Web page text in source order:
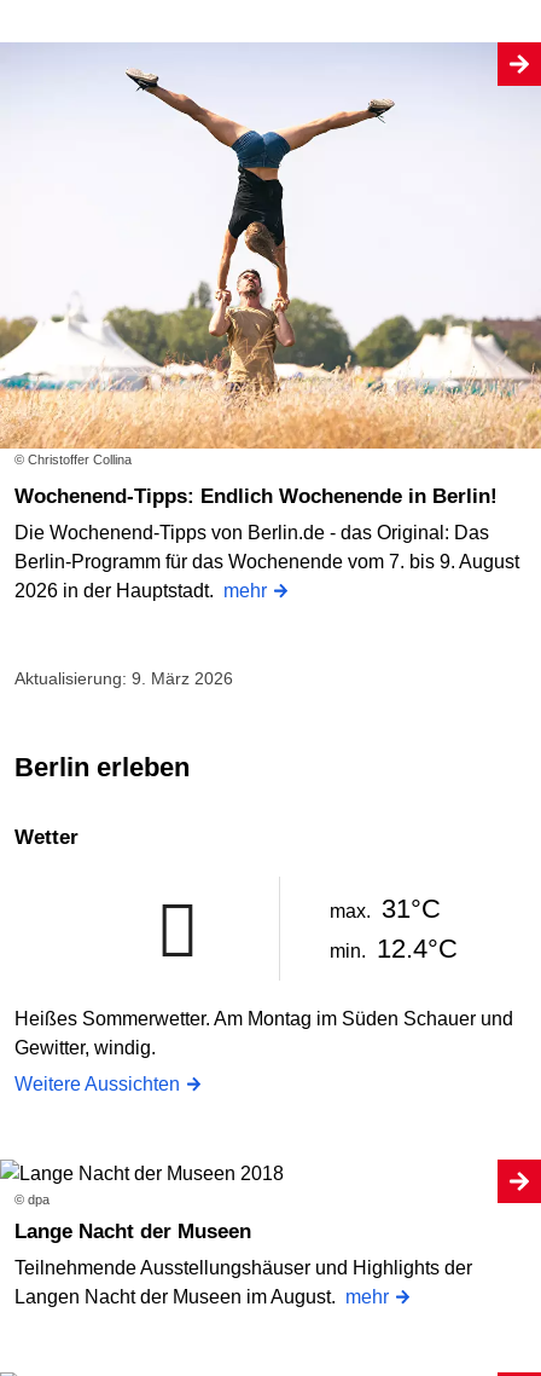
© Christoffer Collina
Wochenend-Tipps: Endlich Wochenende in Berlin!
Die Wochenend-Tipps von Berlin.de - das Original: Das
Berlin-Programm für das Wochenende vom 7. bis 9. August
2026 in der Hauptstadt. mehr
Aktualisierung: 9. März 2026
Berlin erleben
Wetter
max. 31°C
min. 12.4°C
Heißes Sommerwetter. Am Montag im Süden Schauer und
Gewitter, windig.
Weitere Aussichten
© dpa
Lange Nacht der Museen
Teilnehmende Ausstellungshäuser und Highlights der
Langen Nacht der Museen im August. mehr